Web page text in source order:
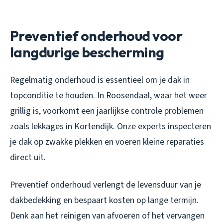
Preventief onderhoud voor
langdurige bescherming
Regelmatig onderhoud is essentieel om je dak in
topconditie te houden. In Roosendaal, waar het weer
grillig is, voorkomt een jaarlijkse controle problemen
zoals lekkages in Kortendijk. Onze experts inspecteren
je dak op zwakke plekken en voeren kleine reparaties
direct uit.
Preventief onderhoud verlengt de levensduur van je
dakbedekking en bespaart kosten op lange termijn.
Denk aan het reinigen van afvoeren of het vervangen